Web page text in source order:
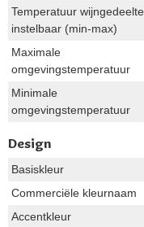
Temperatuur wijngedeelte
instelbaar (min-max)
Maximale
omgevingstemperatuur
Minimale
omgevingstemperatuur
Design
Basiskleur
Commerciële kleurnaam
Accentkleur